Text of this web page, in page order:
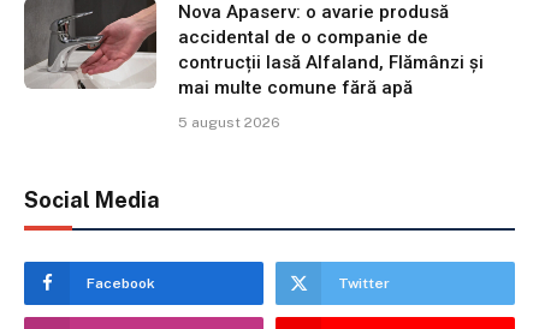
Nova Apaserv: o avarie produsă
accidental de o companie de
contrucții lasă Alfaland, Flămânzi și
mai multe comune fără apă
5 august 2026
Social Media
Facebook Twitter